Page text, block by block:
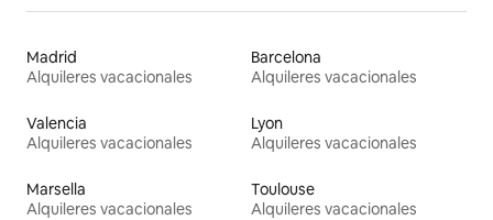
Madrid
Alquileres vacacionales
Barcelona
Alquileres vacacionales
Valencia
Alquileres vacacionales
Lyon
Alquileres vacacionales
Marsella
Alquileres vacacionales
Toulouse
Alquileres vacacionales